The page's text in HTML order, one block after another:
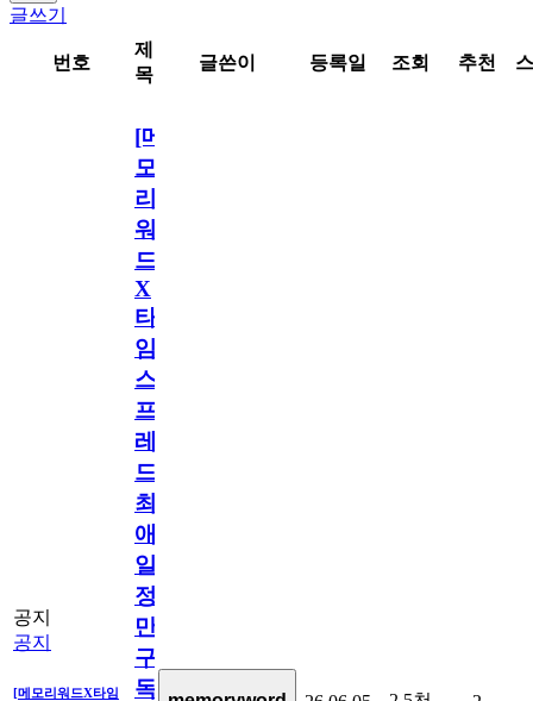
글쓰기
번호
제
목
글쓴이 등록일 조회 추천
공지
공지
[메모리워드X타임
[메
모
리
워
드
X
타
임
스
프
레
드]
최
애
일
정
만
구
독